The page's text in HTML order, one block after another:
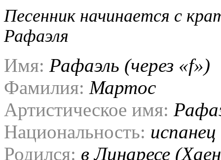
Песенник начинается с
Рафаэля
Имя: Рафаэль (через «f»)
Фамилия: Мартос
Артистическое имя:
Национальность: испанец
Родился: в Линаресе